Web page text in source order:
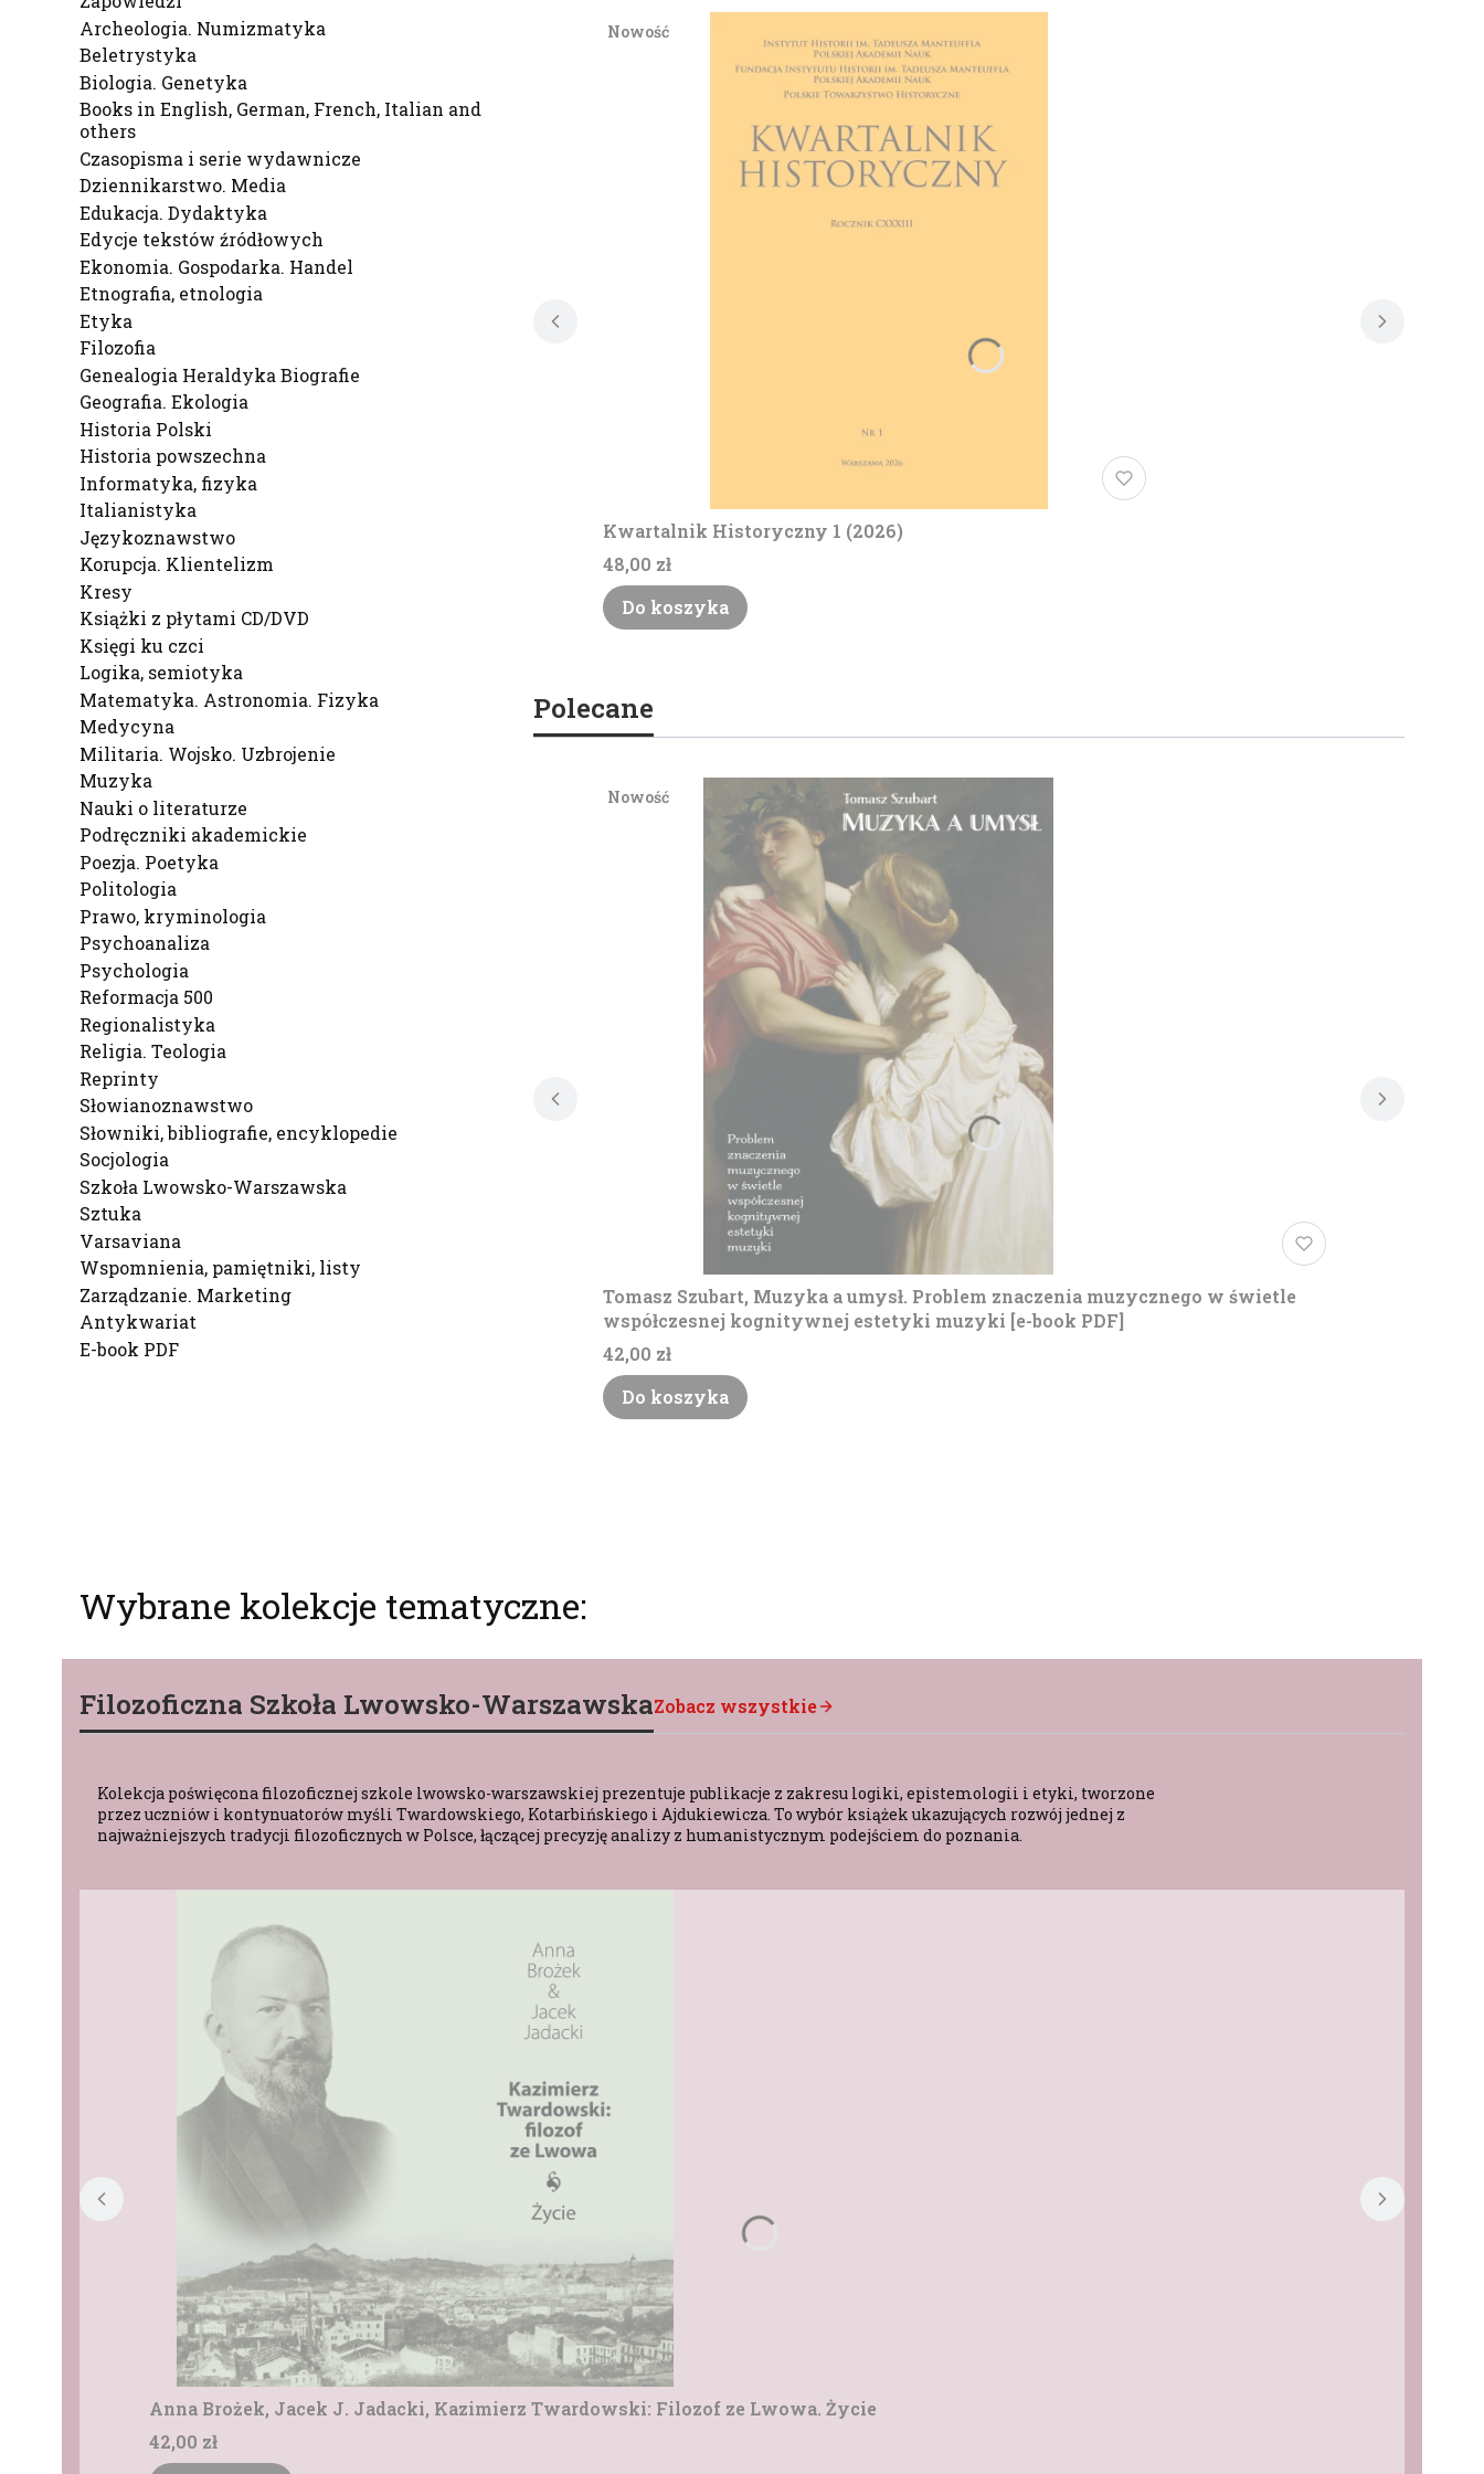
Archeologia. Numizmatyka
Beletrystyka
Biologia. Genetyka
Books in English, German, French, Italian and
others
Czasopisma i serie wydawnicze
Dziennikarstwo. Media
Edukacja. Dydaktyka
Edycje tekstów źródłowych
Ekonomia. Gospodarka. Handel
Etnografia, etnologia
Etyka
Filozofia
Genealogia Heraldyka Biografie
Geografia. Ekologia
Historia Polski
Historia powszechna
Informatyka, fizyka
Italianistyka
Językoznawstwo
Korupcja. Klientelizm
Kresy
Książki z płytami CD/DVD
Księgi ku czci
Logika, semiotyka
Matematyka. Astronomia. Fizyka
Medycyna
Militaria. Wojsko. Uzbrojenie
Muzyka
Nauki o literaturze
Podręczniki akademickie
Poezja. Poetyka
Politologia
Prawo, kryminologia
Psychoanaliza
Psychologia
Reformacja 500
Regionalistyka
Religia. Teologia
Reprinty
Słowianoznawstwo
Słowniki, bibliografie, encyklopedie
Socjologia
Szkoła Lwowsko-Warszawska
Sztuka
Varsaviana
Wspomnienia, pamiętniki, listy
Zarządzanie. Marketing
Antykwariat
E-book PDF
Nowość
Kwartalnik Historyczny 1 (2026)
Cena
48,00 zł
Do koszyka
Polecane
Nowość
Tomasz Szubart, Muzyka a umysł. Problem znaczenia muzycznego w świetle
współczesnej kognitywnej estetyki muzyki [e-book PDF]
Cena
42,00 zł
Do koszyka
Wybrane kolekcje tematyczne:
Filozoficzna Szkoła Lwowsko-WarszawskaZobacz wszystkie
Kolekcja poświęcona filozoficznej szkole lwowsko-warszawskiej prezentuje publikacje z zakresu logiki, epistemologii i etyki, tworzone
przez uczniów i kontynuatorów myśli Twardowskiego, Kotarbińskiego i Ajdukiewicza. To wybór książek ukazujących rozwój jednej z
najważniejszych tradycji filozoficznych w Polsce, łączącej precyzję analizy z humanistycznym podejściem do poznania.
Anna Brożek, Jacek J. Jadacki, Kazimierz Twardowski: Filozof ze Lwowa. Życie
Cena
42,00 zł